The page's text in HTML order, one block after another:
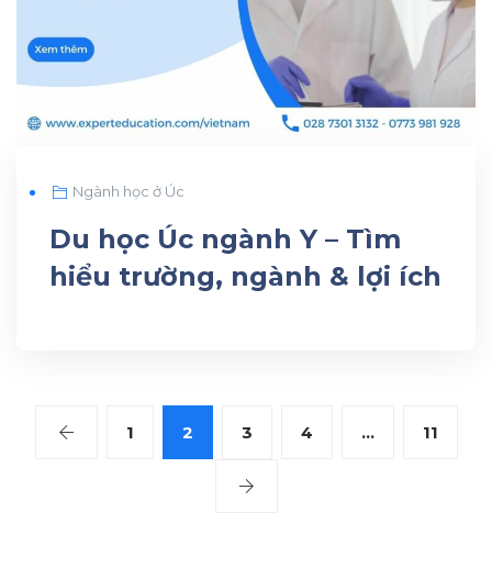
Ngành học ở Úc
Du học Úc ngành Y – Tìm
hiểu trường, ngành & lợi ích
1 2 3 4 … 11